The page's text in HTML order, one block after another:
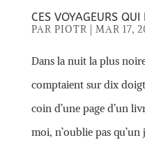
CES VOYAGEURS
PAR PIOTR MAR 17,
Dans la nuit la plus
comptaient sur dix
coin d’une page d’un
moi, n’oublie pas